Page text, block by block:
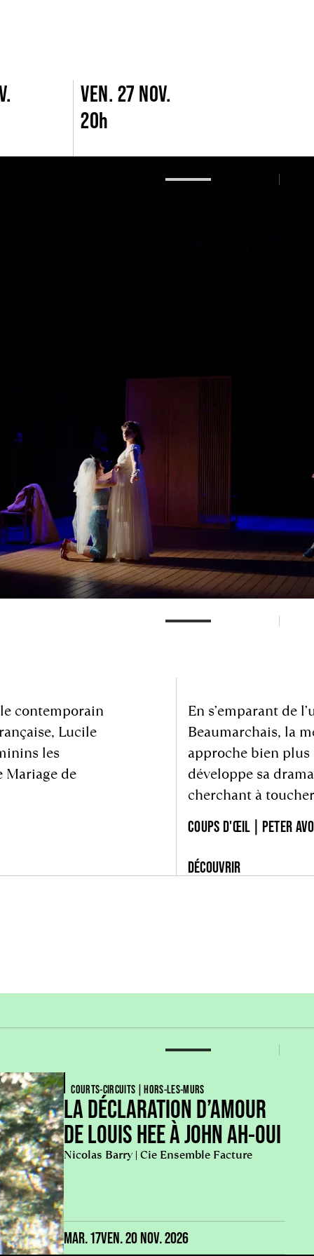
VEN. 27 NOV.
20h
contemporain
Lucile
les
Mariage de
En s’emparant de
Beaumarchais, la
approche bien
développe sa
cherchant à
COUPS D'ŒIL | PETER
DÉCOUVRIR
COURTS-CIRCUITS | HORS-LES-MURS
LA DÉCLARATION D’AMOUR
DE LOUIS HEE À JOHN AH-OUI
Nicolas Barry | Cie Ensemble Facture
MAR. 17VEN. 20 NOV. 2026